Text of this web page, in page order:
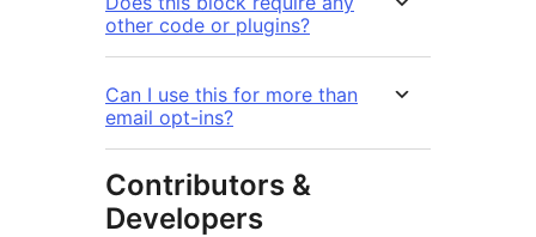
other code or plugins?
Can I use this for more than
email opt-ins?
Contributors &
Developers